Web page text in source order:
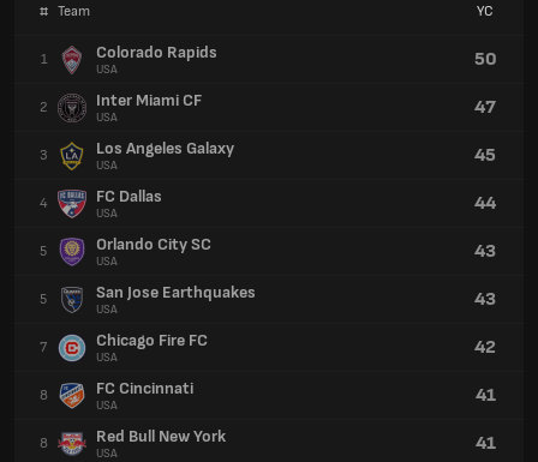
# Team YC
1 Colorado Rapids
USA 50
2 Inter Miami CF
USA 47
3 Los Angeles Galaxy
USA 45
4 FC Dallas
USA 44
5 Orlando City SC
USA 43
5 San Jose Earthquakes
USA 43
7 Chicago Fire FC
USA 42
8 FC Cincinnati
USA 41
8 Red Bull New York
USA 41